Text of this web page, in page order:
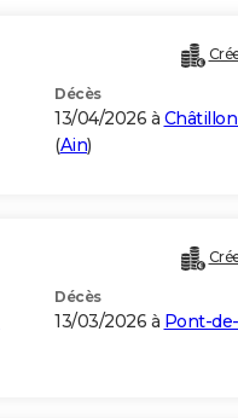
Décès
13/04/2026 à
(Ain)
Décès
13/03/2026 à Pont-